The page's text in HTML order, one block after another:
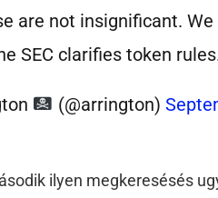
are not insignificant.
SEC clarifies token
(@arrington)
ilyen megkeresésés